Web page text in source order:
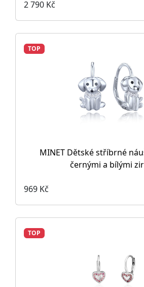
2 790 Kč
TOP
MINET Dětské stříbrné
černými a bílými
969 Kč
TOP